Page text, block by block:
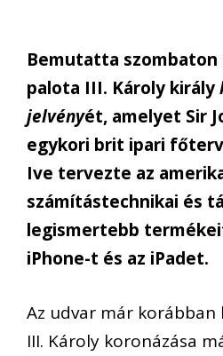
Bemutatta szombaton
palota III. Károly király
jelvényét, amelyet Sir
egykori brit ipari
Ive tervezte az
számítástechnikai és
legismertebb
iPhone-t és az iPadet.
Az udvar már
III. Károly koronázása